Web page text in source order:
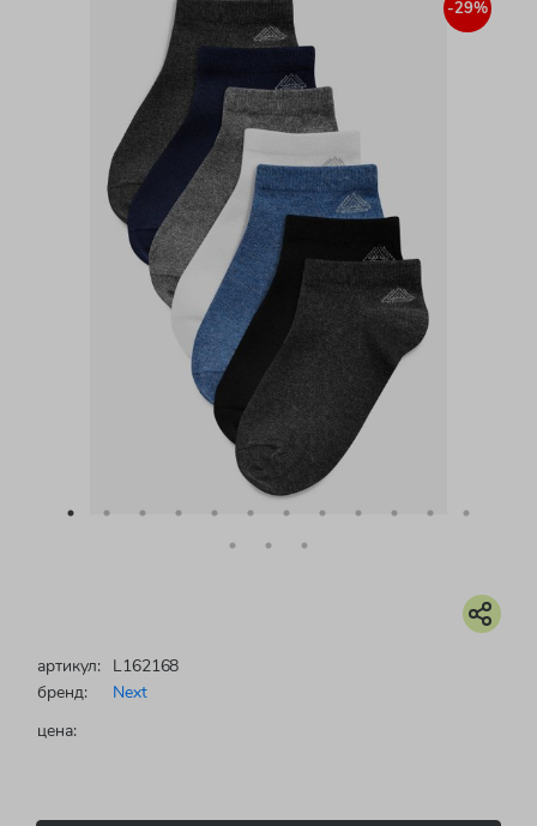
-29%
артикул: L162168
бренд:
Next
цена: